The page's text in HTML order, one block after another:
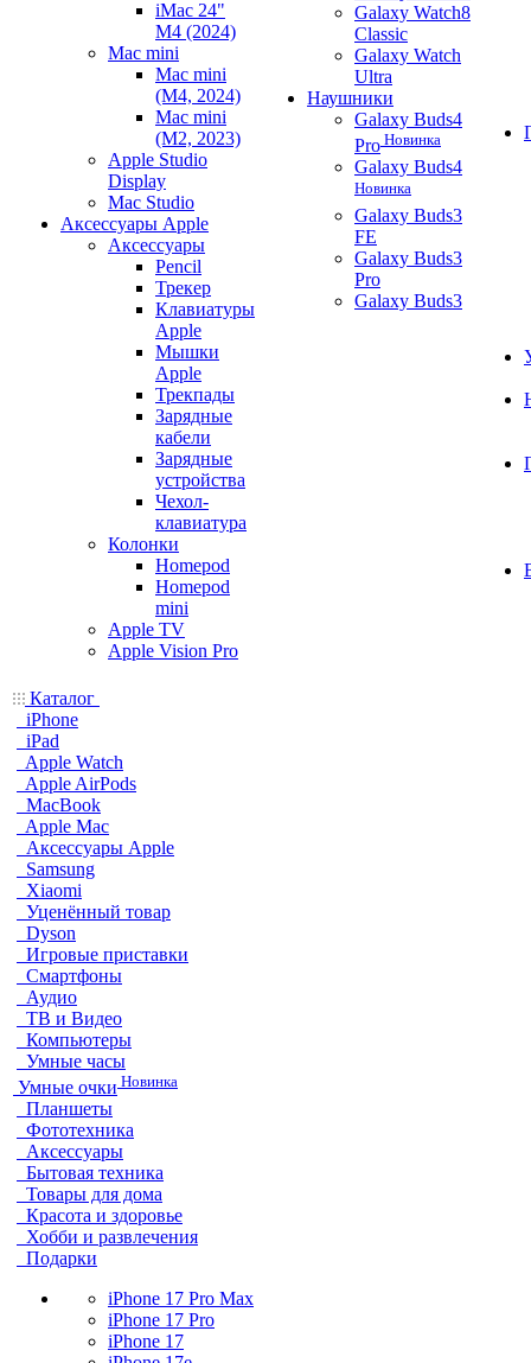
iMac 24"
M4 (2024)
Mac mini
Mac mini
(M4, 2024)
Mac mini
(M2, 2023)
Apple Studio
Display
Mac Studio
Аксессуары Apple
Аксессуары
Pencil
Трекер
Клавиатуры
Apple
Мышки
Apple
Трекпады
Зарядные
кабели
Зарядные
устройства
Чехол-
клавиатура
Колонки
Homepod
Homepod
mini
Apple TV
Apple Vision Pro
Galaxy Watch8
Classic
Galaxy Watch
Ultra
Наушники
Galaxy Buds4
Pro Новинка
Galaxy Buds4
Новинка
Galaxy Buds3
FE
Galaxy Buds3
Pro
Galaxy Buds3
Каталог
iPhone
iPad
Apple Watch
Apple AirPods
MacBook
Apple Mac
Аксессуары Apple
Samsung
Xiaomi
Уценённый товар
Dyson
Игровые приставки
Смартфоны
Аудио
ТВ и Видео
Компьютеры
Умные часы
Умные очки Новинка
Планшеты
Фототехника
Аксессуары
Бытовая техника
Товары для дома
Красота и здоровье
Хобби и развлечения
Подарки
iPhone 17 Pro Max
iPhone 17 Pro
iPhone 17